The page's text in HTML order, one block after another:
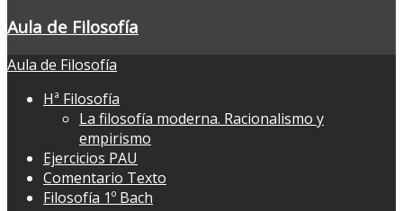
Aula de Filosofía
Aula de Filosofía
Hª Filosofía
La filosofía moderna. Racionalismo y
empirismo
Ejercicios PAU
Comentario Texto
Filosofía 1º Bach